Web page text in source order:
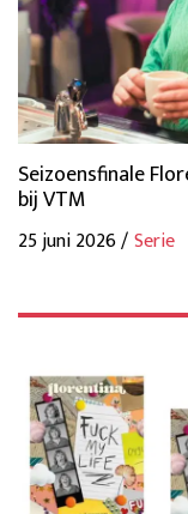
Seizoensfinale
bij VTM
25 juni 2026 /Serie